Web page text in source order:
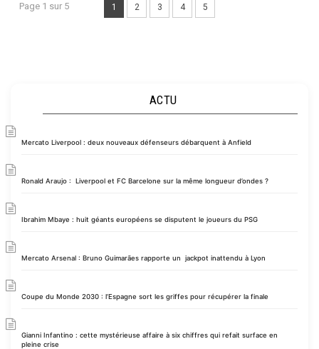
Page 1 sur 5 1 2 3 4 5
ACTU
Mercato Liverpool : deux nouveaux défenseurs débarquent à Anfield
Ronald Araujo : Liverpool et FC Barcelone sur la même longueur d’ondes ?
Ibrahim Mbaye : huit géants européens se disputent le joueurs du PSG
Mercato Arsenal : Bruno Guimarães rapporte un jackpot inattendu à Lyon
Coupe du Monde 2030 : l’Espagne sort les griffes pour récupérer la finale
Gianni Infantino : cette mystérieuse affaire à six chiffres qui refait surface en
pleine crise